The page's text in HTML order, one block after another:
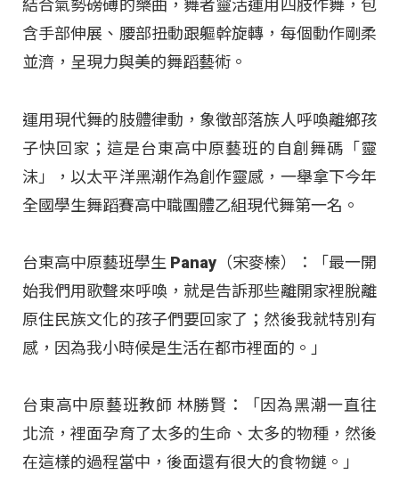
結合氣勢磅礡的樂曲，舞者靈活運用四肢作舞，包
含手部伸展、腰部扭動跟軀幹旋轉，每個動作剛柔
並濟，呈現力與美的舞蹈藝術。
運用現代舞的肢體律動，象徵部落族人呼喚離鄉孩
子快回家；這是台東高中原藝班的自創舞碼「靈
沫」，以太平洋黑潮作為創作靈感，一舉拿下今年
全國學生舞蹈賽高中職團體乙組現代舞第一名。
台東高中原藝班學生 Panay（宋麥榛）：「最一開
始我們用歌聲來呼喚，就是告訴那些離開家裡脫離
原住民族文化的孩子們要回家了；然後我就特別有
感，因為我小時候是生活在都市裡面的。」
台東高中原藝班教師 林勝賢：「因為黑潮一直往
北流，裡面孕育了太多的生命、太多的物種，然後
在這樣的過程當中，後面還有很大的食物鏈。」